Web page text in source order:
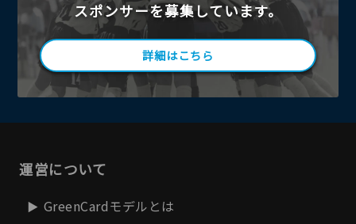
スポンサーを募集しています。
詳細はこちら
運営について
GreenCardモデルとは